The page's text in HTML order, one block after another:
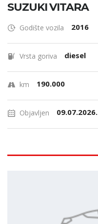
SUZUKI VITARA
Godište vozila 2016
Vrsta goriva diesel
km 190.000
Objavljen 09.07.2026.